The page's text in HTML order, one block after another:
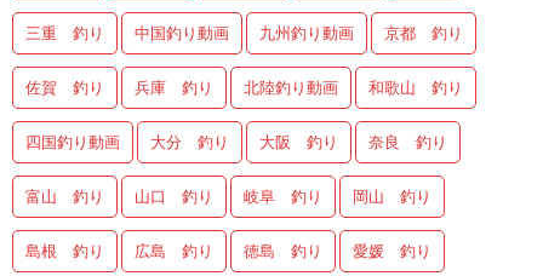
三重 釣り 中国釣り動画 九州釣り動画 京都 釣り
佐賀 釣り 兵庫 釣り 北陸釣り動画 和歌山 釣り
四国釣り動画 大分 釣り 大阪 釣り 奈良 釣り
富山 釣り 山口 釣り 岐阜 釣り 岡山 釣り
島根 釣り 広島 釣り 徳島 釣り 愛媛 釣り